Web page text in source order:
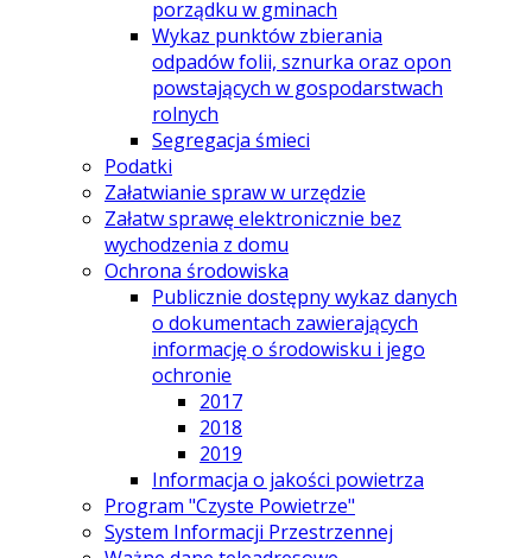
porządku w gminach
Wykaz punktów zbierania
odpadów folii, sznurka oraz opon
powstających w gospodarstwach
rolnych
Segregacja śmieci
Podatki
Załatwianie spraw w urzędzie
Załatw sprawę elektronicznie bez
wychodzenia z domu
Ochrona środowiska
Publicznie dostępny wykaz danych
o dokumentach zawierających
informację o środowisku i jego
ochronie
2017
2018
2019
Informacja o jakości powietrza
Program "Czyste Powietrze"
System Informacji Przestrzennej